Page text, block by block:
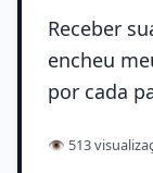
Receber
encheu
por cada
👁️ 513